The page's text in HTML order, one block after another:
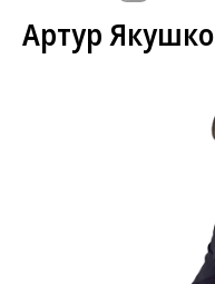
Артур Якушко